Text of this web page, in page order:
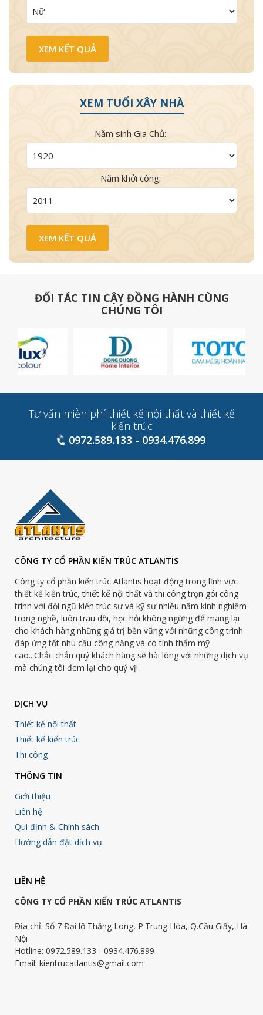
XEM TUỔI XÂY NHÀ
Năm sinh Gia Chủ:
Năm khởi công:
ĐỐI TÁC TIN CẬY ĐỒNG HÀNH CÙNG
CHÚNG TÔI
Tư vấn miễn phí thiết kế nội thất và thiết kế
kiến trúc
0972.589.133 - 0934.476.899
CÔNG TY CỔ PHẦN KIẾN TRÚC ATLANTIS
Công ty cổ phần kiến trúc Atlantis hoạt động trong lĩnh vực
thiết kế kiến trúc, thiết kế nội thất và thi công trọn gói công
trình với đội ngũ kiến trúc sư và kỹ sư nhiều năm kinh nghiệm
trong nghề, luôn trau dồi, học hỏi không ngừng để mang lại
cho khách hàng những giá trị bền vững với những công trình
đáp ứng tốt nhu cầu công năng và có tính thẩm mỹ
cao...Chắc chắn quý khách hàng sẽ hài lòng với những dịch vụ
mà chúng tôi đem lại cho quý vị!
DỊCH VỤ
Thiết kế nội thất
Thiết kế kiến trúc
Thi công
THÔNG TIN
Giới thiệu
Liên hệ
Qui định & Chính sách
Hướng dẫn đặt dịch vụ
LIÊN HỆ
CÔNG TY CỔ PHẦN KIẾN TRÚC ATLANTIS
Địa chỉ: Số 7 Đại lộ Thăng Long, P.Trung Hòa, Q.Cầu Giấy, Hà
Nội
Hotline: 0972.589.133 - 0934.476.899
Email: kientrucatlantis@gmail.com